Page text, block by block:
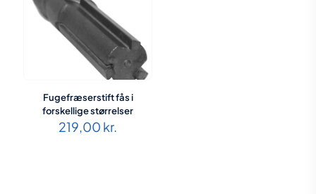
Fugefræserstift fås i
forskellige størrelser
219,00 kr.